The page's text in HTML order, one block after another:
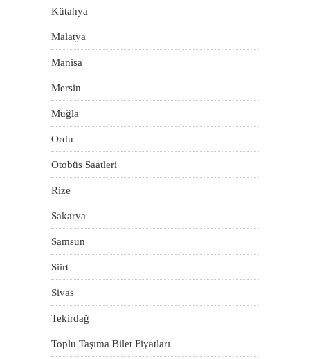
Kütahya
Malatya
Manisa
Mersin
Muğla
Ordu
Otobüs Saatleri
Rize
Sakarya
Samsun
Siirt
Sivas
Tekirdağ
Toplu Taşıma Bilet Fiyatları